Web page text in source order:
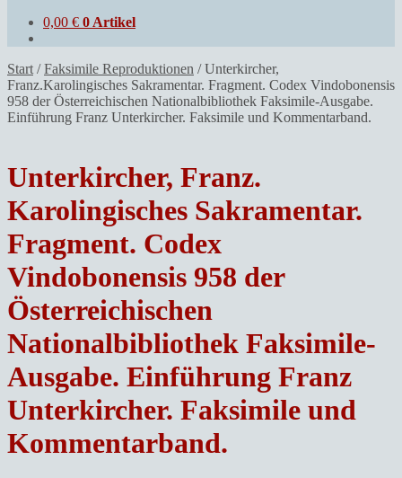
0,00 € 0 Artikel
Start /Faksimile Reproduktionen /Unterkircher,
Franz.Karolingisches Sakramentar. Fragment. Codex Vindobonensis
958 der Österreichischen Nationalbibliothek Faksimile-Ausgabe.
Einführung Franz Unterkircher. Faksimile und Kommentarband.
Unterkircher, Franz.
Karolingisches Sakramentar.
Fragment. Codex
Vindobonensis 958 der
Österreichischen
Nationalbibliothek Faksimile-
Ausgabe. Einführung Franz
Unterkircher. Faksimile und
Kommentarband.